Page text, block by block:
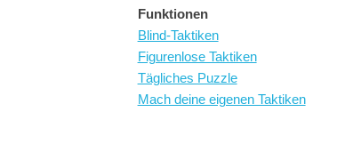
Funktionen
Blind-Taktiken
Figurenlose Taktiken
Tägliches Puzzle
Mach deine eigenen Taktiken